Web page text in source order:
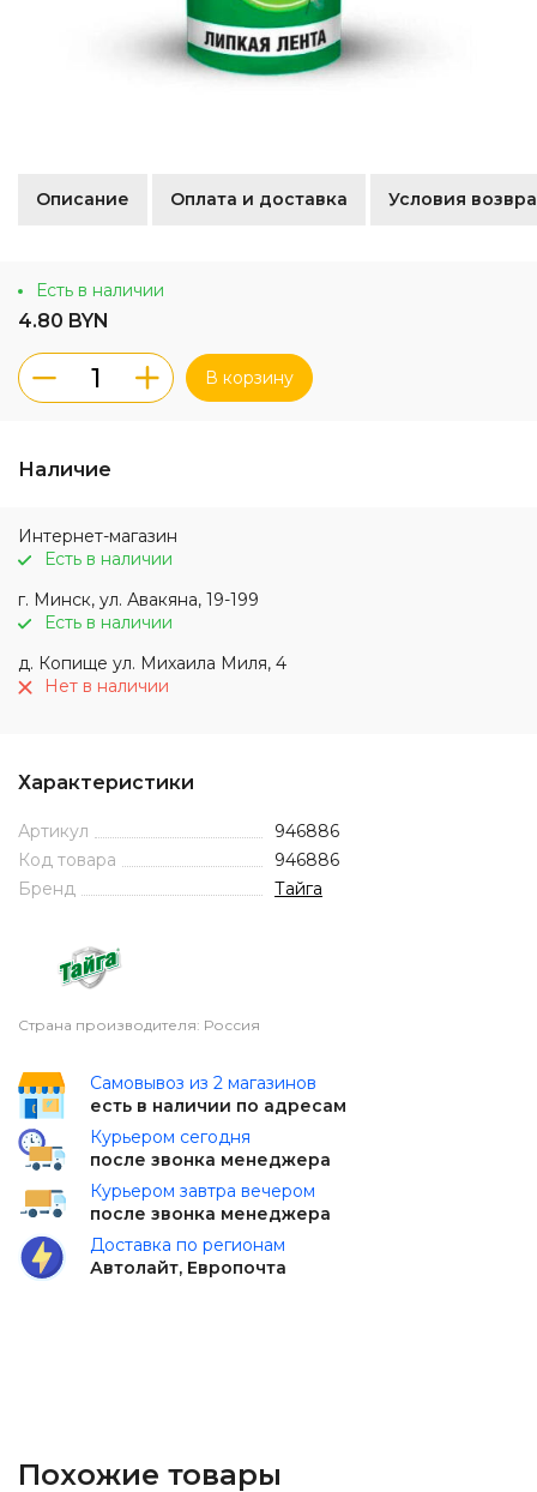
Описание Оплата и доставка Условия
Есть в наличии
4.80 BYN
В корзину
Наличие
Интернет-магазин
Есть в наличии
г. Минск, ул. Авакяна, 19-199
Есть в наличии
д. Копище ул. Михаила Миля, 4
Нет в наличии
Характеристики
Артикул
946886
Код товара
946886
Бренд
Тайга
Страна производителя: Россия
Самовывоз из 2 магазинов
есть в наличии по адресам
Курьером сегодня
после звонка менеджера
Курьером завтра вечером
после звонка менеджера
Доставка по регионам
Автолайт, Европочта
Похожие товары